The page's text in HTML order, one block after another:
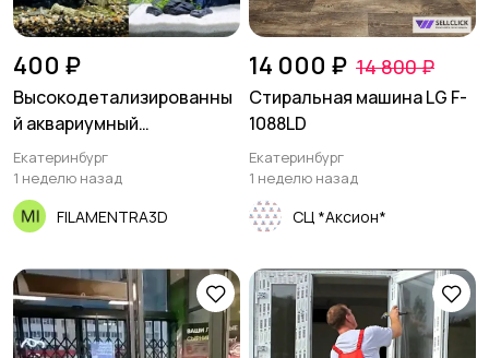
400 ₽
Высокодетализированны
й аквариумный
коралловый грот-пещера
Екатеринбург
1 неделю назад
FILAMENTRA3D
14 000 ₽ 14 800 ₽
Стиральная машина LG F-
1088LD
Екатеринбург
1 неделю назад
СЦ *Аксион*